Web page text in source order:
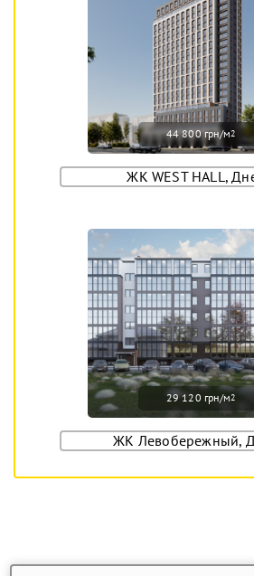
44 800 грн/м2
ЖК WEST HALL,
29 120 грн/м2
ЖК Левобережный,